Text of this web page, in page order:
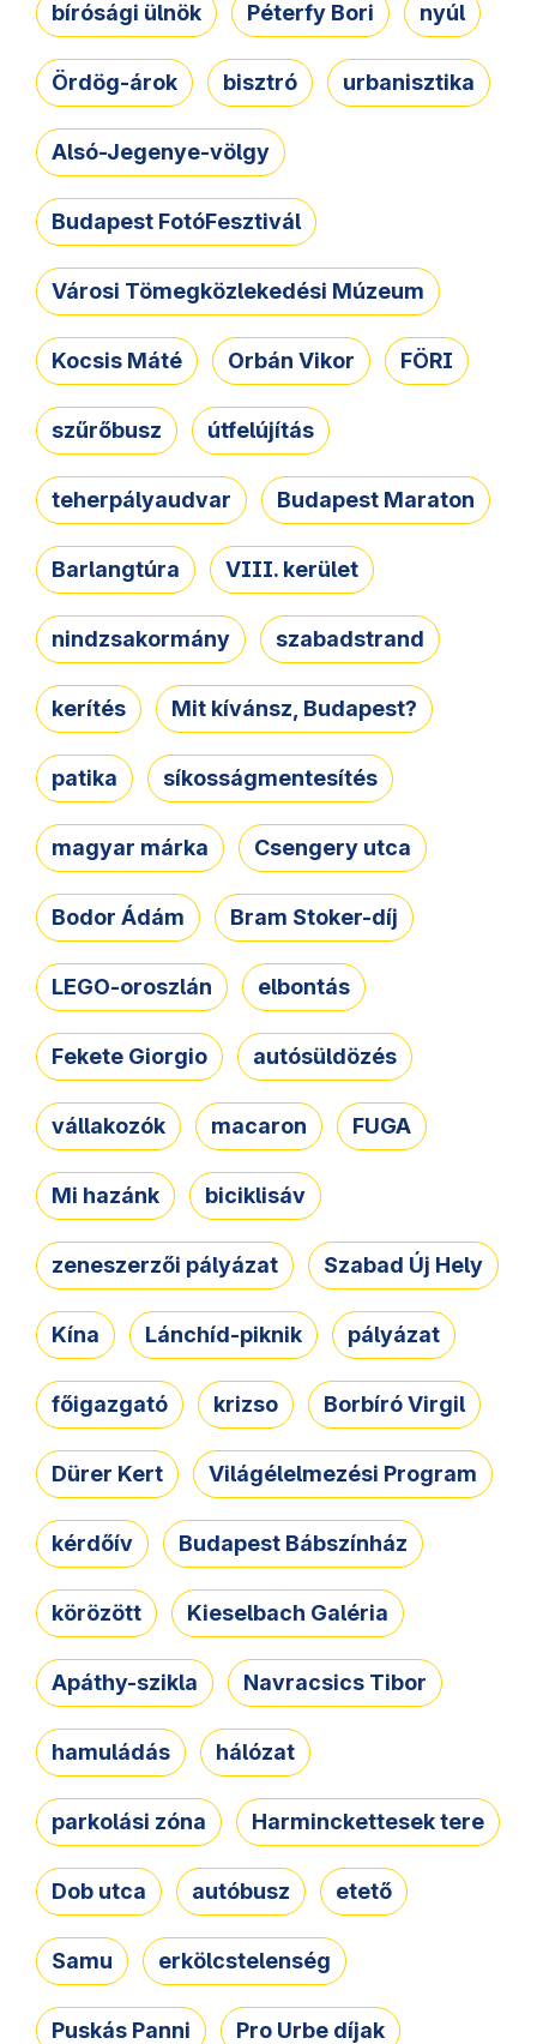
bírósági ülnök Péterfy Bori nyúl
Ördög-árok bisztró urbanisztika
Alsó-Jegenye-völgy
Budapest FotóFesztivál
Városi Tömegközlekedési Múzeum
Kocsis Máté Orbán Vikor FÖRI
szűrőbusz útfelújítás
teherpályaudvar Budapest Maraton
Barlangtúra VIII. kerület
nindzsakormány szabadstrand
kerítés Mit kívánsz, Budapest?
patika síkosságmentesítés
magyar márka Csengery utca
Bodor Ádám Bram Stoker-díj
LEGO-oroszlán elbontás
Fekete Giorgio autósüldözés
vállakozók macaron FUGA
Mi hazánk biciklisáv
zeneszerzői pályázat Szabad Új Hely
Kína Lánchíd-piknik pályázat
főigazgató krizso Borbíró Virgil
Dürer Kert Világélelmezési Program
kérdőív Budapest Bábszínház
körözött Kieselbach Galéria
Apáthy-szikla Navracsics Tibor
hamuládás hálózat
parkolási zóna Harminckettesek tere
Dob utca autóbusz etető
Samu erkölcstelenség
Puskás Panni Pro Urbe díjak